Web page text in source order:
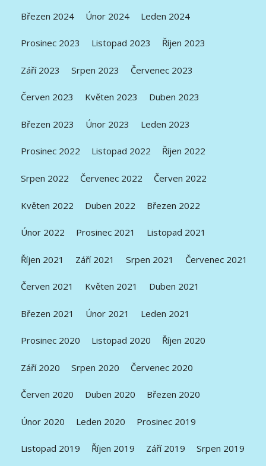
Březen 2024 Únor 2024 Leden 2024
Prosinec 2023 Listopad 2023 Říjen 2023
Září 2023 Srpen 2023 Červenec 2023
Červen 2023 Květen 2023 Duben 2023
Březen 2023 Únor 2023 Leden 2023
Prosinec 2022 Listopad 2022 Říjen 2022
Srpen 2022 Červenec 2022 Červen 2022
Květen 2022 Duben 2022 Březen 2022
Únor 2022 Prosinec 2021 Listopad 2021
Říjen 2021 Září 2021 Srpen 2021 Červenec 2021
Červen 2021 Květen 2021 Duben 2021
Březen 2021 Únor 2021 Leden 2021
Prosinec 2020 Listopad 2020 Říjen 2020
Září 2020 Srpen 2020 Červenec 2020
Červen 2020 Duben 2020 Březen 2020
Únor 2020 Leden 2020 Prosinec 2019
Listopad 2019 Říjen 2019 Září 2019 Srpen 2019